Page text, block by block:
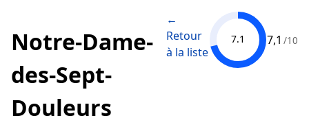
Notre-Dame-
des-Sept-
Douleurs
←
Retour
à la liste
7.1 7,1 /10